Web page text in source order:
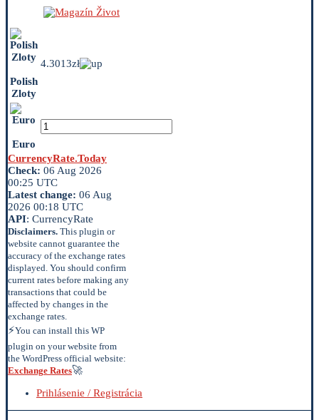
Polish
Zloty
4.3013zł
Euro
CurrencyRate.Today
Check: 06 Aug 2026
00:25 UTC
Latest change: 06 Aug
2026 00:18 UTC
API: CurrencyRate
Disclaimers. This plugin or
website cannot guarantee the
accuracy of the exchange rates
displayed. You should confirm
current rates before making any
transactions that could be
affected by changes in the
exchange rates.
⚡You can install this WP
plugin on your website from
the WordPress official website:
Exchange Rates🚀
Prihlásenie / Registrácia